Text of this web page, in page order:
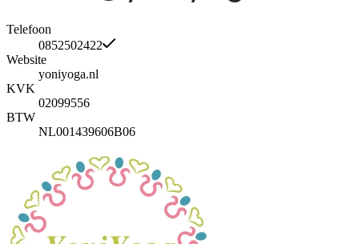
Telefoon
0852502422
Website
yoniyoga.nl
KVK
02099556
BTW
NL001439606B06